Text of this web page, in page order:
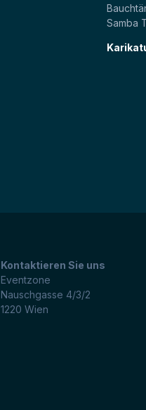
Samba
Kontaktieren Sie uns
Eventzone
Nauschgasse 4/3/2
1220 Wien